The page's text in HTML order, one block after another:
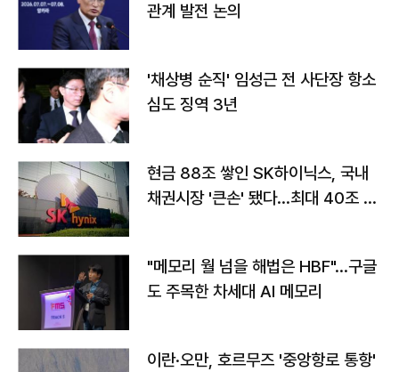
관계 발전 논의
'채상병 순직' 임성근 전 사단장 항소
심도 징역 3년
현금 88조 쌓인 SK하이닉스, 국내
채권시장 '큰손' 됐다…최대 40조 투
"메모리 월 넘을 해법은 HBF"…구글
도 주목한 차세대 AI 메모리
이란·오만, 호르무즈 '중앙항로 통항'